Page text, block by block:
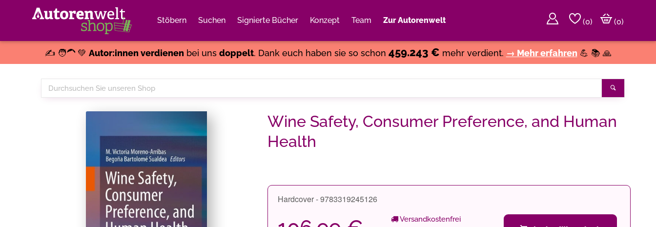
Stöbern Suchen Signierte Bücher Konzept Team Zur Autorenwelt (0)
(0)
✍️ 🧑‍🦱 💚 Autor:innen verdienenbei uns doppelt. Dank euch haben sie so schon 459.243 € mehr verdient. → Mehr erfahren 💪 📚 🙏
Durchsuchen
Sie
Wine Safety, Consumer Preference, and Human
Health
Hardcover - 9783319245126
Versandkostenfrei